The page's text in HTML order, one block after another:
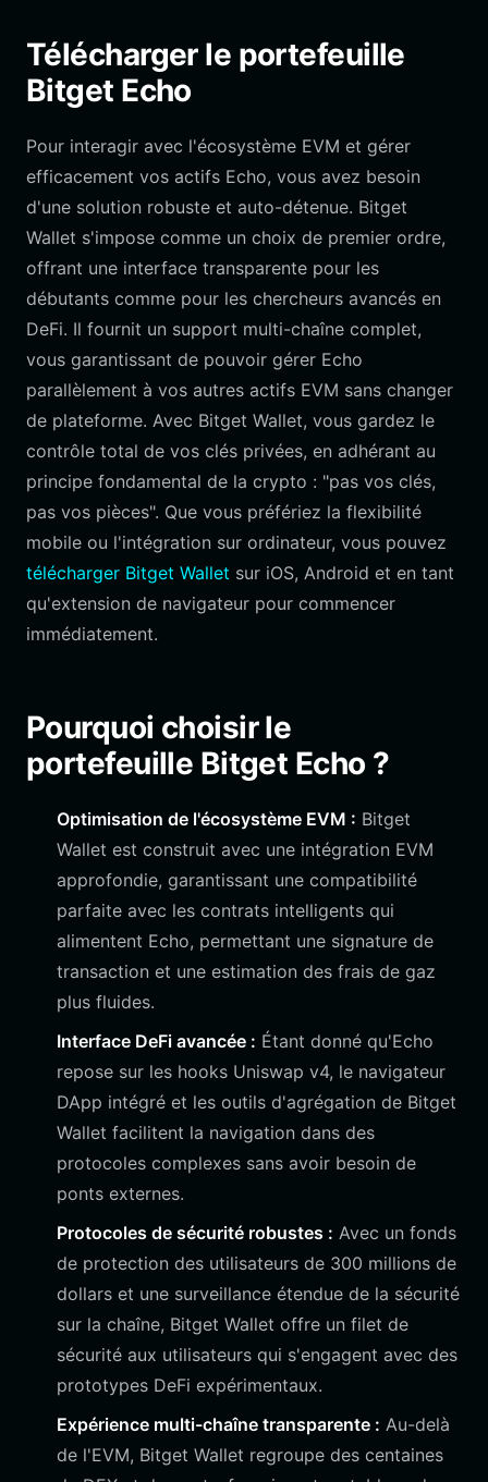
Télécharger le portefeuille
Bitget Echo
Pour interagir avec l'écosystème EVM et gérer
efficacement vos actifs Echo, vous avez besoin
d'une solution robuste et auto-détenue. Bitget
Wallet s'impose comme un choix de premier ordre,
offrant une interface transparente pour les
débutants comme pour les chercheurs avancés en
DeFi. Il fournit un support multi-chaîne complet,
vous garantissant de pouvoir gérer Echo
parallèlement à vos autres actifs EVM sans changer
de plateforme. Avec Bitget Wallet, vous gardez le
contrôle total de vos clés privées, en adhérant au
principe fondamental de la crypto : "pas vos clés,
pas vos pièces". Que vous préfériez la flexibilité
mobile ou l'intégration sur ordinateur, vous pouvez
télécharger Bitget Wallet sur iOS, Android et en tant
qu'extension de navigateur pour commencer
immédiatement.
Pourquoi choisir le
portefeuille Bitget Echo ?
Optimisation de l'écosystème EVM : Bitget
Wallet est construit avec une intégration EVM
approfondie, garantissant une compatibilité
parfaite avec les contrats intelligents qui
alimentent Echo, permettant une signature de
transaction et une estimation des frais de gaz
plus fluides.
Interface DeFi avancée : Étant donné qu'Echo
repose sur les hooks Uniswap v4, le navigateur
DApp intégré et les outils d'agrégation de Bitget
Wallet facilitent la navigation dans des
protocoles complexes sans avoir besoin de
ponts externes.
Protocoles de sécurité robustes : Avec un fonds
de protection des utilisateurs de 300 millions de
dollars et une surveillance étendue de la sécurité
sur la chaîne, Bitget Wallet offre un filet de
sécurité aux utilisateurs qui s'engagent avec des
prototypes DeFi expérimentaux.
Expérience multi-chaîne transparente : Au-delà
de l'EVM, Bitget Wallet regroupe des centaines